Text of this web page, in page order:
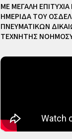
ΜΕ ΜΕΓΑΛΗ
ΗΜΕΡΙΔΑ ΤΟΥ ΟΣΔΕΛ
ΠΝΕΥΜΑΤΙΚΩΝ
ΤΕΧΝΗΤΗΣ